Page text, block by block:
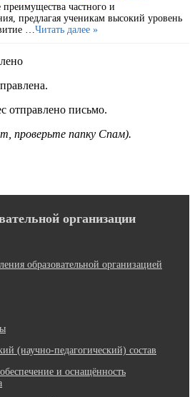
частного и
предлагая ученикам высокий уровень
… Читать далее »
отправлено письмо.
проверьте папку Спам).
организации
образовательной организацией
(научно-педагогический) состав
и оснащённость